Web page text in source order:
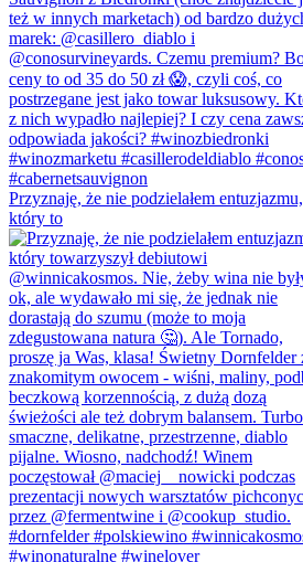
Przyznaję, że nie podzielałem entuzjazmu,
który to